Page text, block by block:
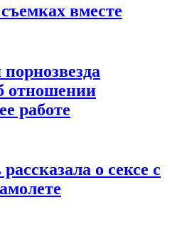
вместе
отношении
работе
о сексе с